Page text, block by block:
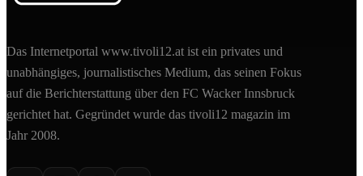
Das Internetportal www.tivoli12.at ist ein privates und
unabhängiges, journalistisches Medium, das seinen Fokus
auf die Berichterstattung über den FC Wacker Innsbruck
gerichtet hat. Gegründet wurde das tivoli12 magazin im
Jahr 2008.